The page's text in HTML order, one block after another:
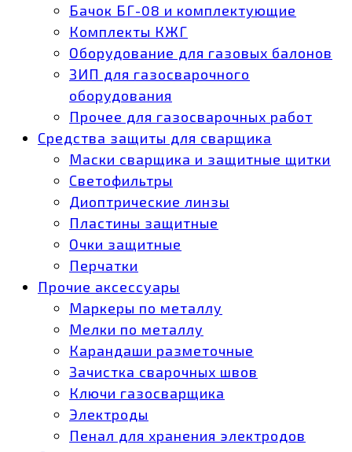
Бачок БГ-08 и комплектующие
Комплекты КЖГ
Оборудование для газовых балонов
ЗИП для газосварочного
оборудования
Прочее для газосварочных работ
Средства защиты для сварщика
Маски сварщика и защитные щитки
Светофильтры
Диоптрические линзы
Пластины защитные
Очки защитные
Перчатки
Прочие аксессуары
Маркеры по металлу
Мелки по металлу
Карандаши разметочные
Зачистка сварочных швов
Ключи газосварщика
Электроды
Пенал для хранения электродов